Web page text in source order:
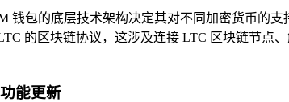
钱包的底层技术架构决定其对不同加密货币的
的区块链协议，这涉及连接 LTC 区块链节点
能更新